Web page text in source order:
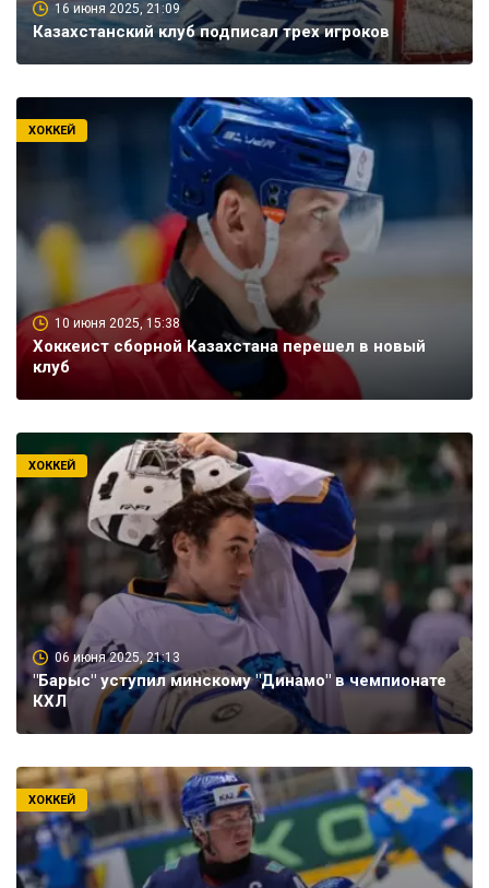
16 июня 2025, 21:09
Казахстанский клуб подписал трех игроков
10 июня 2025, 15:38
Хоккеист сборной Казахстана перешел в новый
клуб
ХОККЕЙ
06 июня 2025, 21:13
"Барыс" уступил минскому "Динамо" в чемпионате
КХЛ
ХОККЕЙ
ХОККЕЙ